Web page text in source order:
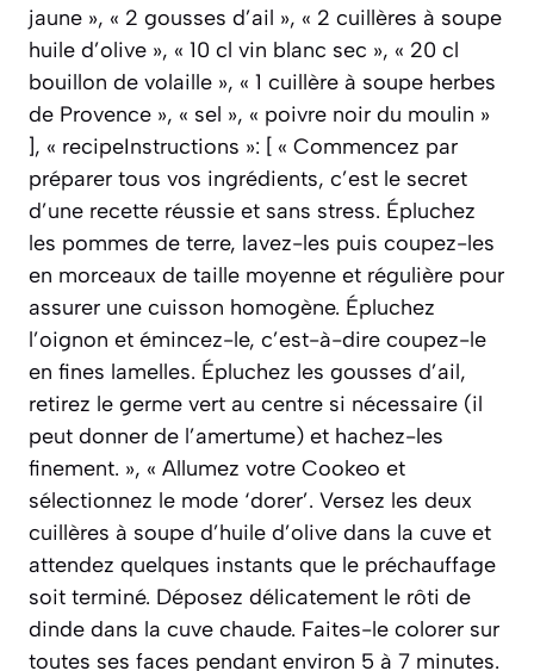
jaune », « 2 gousses d’ail », « 2 cuillères à soupe
huile d’olive », « 10 cl vin blanc sec », « 20 cl
bouillon de volaille », « 1 cuillère à soupe herbes
de Provence », « sel », « poivre noir du moulin »
], « recipeInstructions »: [ « Commencez par
préparer tous vos ingrédients, c’est le secret
d’une recette réussie et sans stress. Épluchez
les pommes de terre, lavez-les puis coupez-les
en morceaux de taille moyenne et régulière pour
assurer une cuisson homogène. Épluchez
l’oignon et émincez-le, c’est-à-dire coupez-le
en fines lamelles. Épluchez les gousses d’ail,
retirez le germe vert au centre si nécessaire (il
peut donner de l’amertume) et hachez-les
finement. », « Allumez votre Cookeo et
sélectionnez le mode ‘dorer’. Versez les deux
cuillères à soupe d’huile d’olive dans la cuve et
attendez quelques instants que le préchauffage
soit terminé. Déposez délicatement le rôti de
dinde dans la cuve chaude. Faites-le colorer sur
toutes ses faces pendant environ 5 à 7 minutes.